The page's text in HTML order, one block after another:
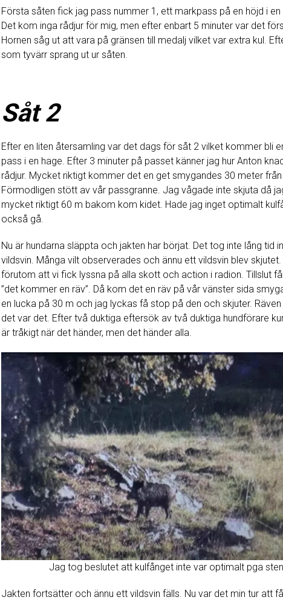
Första såten fick jag pass nummer 1, ett markpass på en höjd i
Det kom inga rådjur för mig, men efter enbart 5 minuter var det
Hornen såg ut att vara på gränsen till medalj vilket var extra kul.
som tyvärr sprang ut ur såten.
Såt 2
Efter en liten återsamling var det dags för såt 2 vilket kommer bli
pass i en hage. Efter 3 minuter på passet känner jag hur Anton
rådjur. Mycket riktigt kommer det en get smygandes 30 meter
Förmodligen stött av vår passgranne. Jag vågade inte skjuta då
mycket riktigt 60 m bakom kom kidet. Hade jag inget optimalt
också gå.
Nu är hundarna släppta och jakten har börjat. Det tog inte lång
vildsvin. Många vilt observerades och ännu ett vildsvin blev
förutom att vi fick lyssna på alla skott och action i radion. Tillslut
”det kommer en räv”. Då kom det en räv på vår vänster sida
en lucka på 30 m och jag lyckas få stop på den och skjuter.
det var det. Efter två duktiga eftersök av två duktiga hundförare
är tråkigt när det händer, men det händer alla.
Jag tog beslutet att kulfånget inte var optimalt pga
Jakten fortsätter och ännu ett vildsvin fälls. Nu var det min tur att